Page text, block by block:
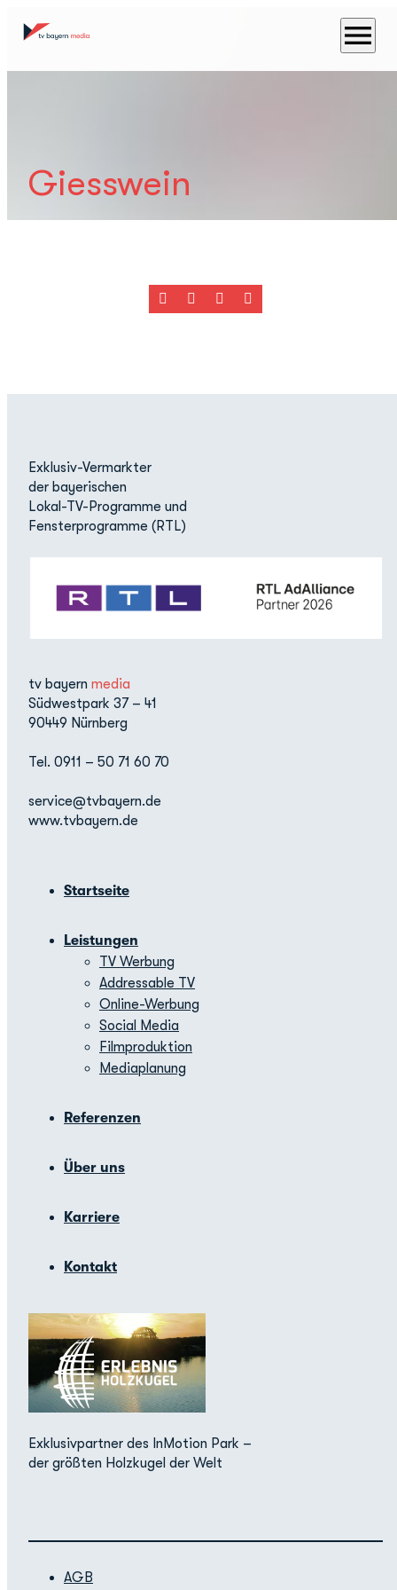
menu
Giesswein
Exklusiv-Vermarkter
der bayerischen
Lokal-TV-Programme und
Fensterprogramme (RTL)
tv bayern media
Südwestpark 37 – 41
90449 Nürnberg
Tel. 0911 – 50 71 60 70
service@tvbayern.de
www.tvbayern.de
Startseite
Leistungen
TV Werbung
Addressable TV
Online-Werbung
Social Media
Filmproduktion
Mediaplanung
Referenzen
Über uns
Karriere
Kontakt
Exklusivpartner des InMotion Park –
der größten Holzkugel der Welt
AGB